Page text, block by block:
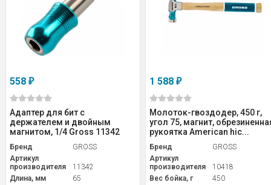
558 ₽
Адаптер для бит с
держателем и двойным
магнитом, 1/4 Gross 11342
Бренд
GROSS
Артикул
производителя
11342
Длина, мм
65
1 588 ₽
Молоток-гвоздодер, 450 г,
угол 75, магнит,
рукоятка American hic...
Бренд
GROSS
Артикул
производителя
10418
Вес бойка, г
450